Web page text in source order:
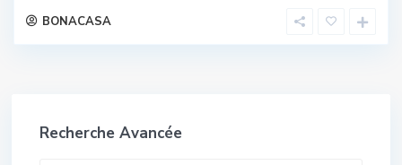
BONACASA
Recherche Avancée